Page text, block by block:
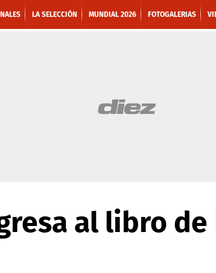
LA SELECCIÓN MUNDIAL 2026 FOTOGALERIAS
al libro de